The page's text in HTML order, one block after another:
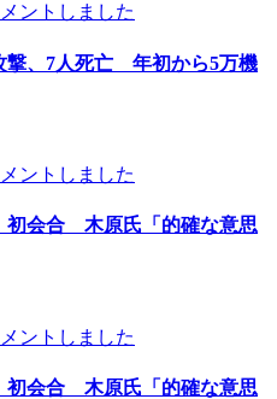
ントしました
撃、7人死亡 年初から5万機
ントしました
初会合 木原氏「的確な意思
ントしました
初会合 木原氏「的確な意思